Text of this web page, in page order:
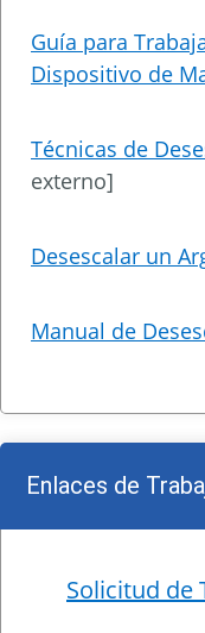
Guía para
Dispositivo de
Técnicas de
externo]
Desescalar un
Manual de
Enlaces de
Solicitud de